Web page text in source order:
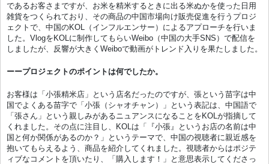
であるお客さまですが、お米を精米するときに出る米ぬかを使った日用
雑貨をつくられており、その商品の中国市場向け販売促進を行うプロジ
ェクトで、中国のKOL（インフルエンサー）によるアプローチを行いま
した。VlogをKOLに制作してもらいWeibo（中国の大手SNS）で配信を
しましたが、反響が大きくWeiboで動画がトレンド入りを果たしました。
ーープロジェクトのポイントは何でしたか。
お客様は「小張精米店」という店名だったのですが、張という苗字は中
国でよくある苗字で「小張（シャオチャン）」という表記は、中国語で
「張さん」という親しみがあるニュアンスになることをKOLが指摘して
くれました。その点に注目し、KOLは「『小張』というお店の名前は中
国と何か関係があるのか？」というテーマで、中国の視聴者に親近感を
抱いてもらえるよう、商品を紹介してくれました。視聴者からはポジテ
ィブなコメントを頂いたり、「購入します！」と意思表示してくださっ